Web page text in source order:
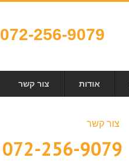
072-256-9079
אודות צור קשר
צור קשר
072-256-9079